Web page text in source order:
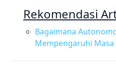
Rekomendasi
Bagaimana
Mempengaruhi